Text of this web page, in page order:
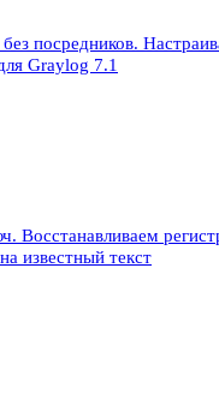
посредников.
Graylog 7.1
Восстанавливаем
известный текст